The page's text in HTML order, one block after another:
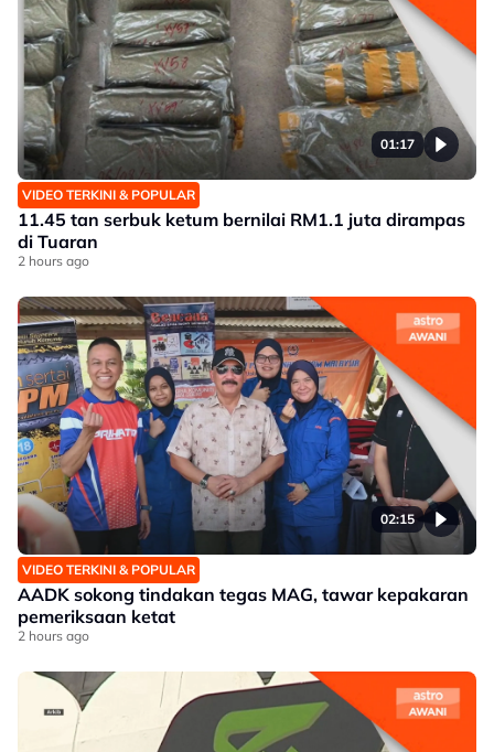
01:17
VIDEO TERKINI & POPULAR
11.45 tan serbuk ketum bernilai RM1.1 juta dirampas
di Tuaran
2 hours ago
02:15
VIDEO TERKINI & POPULAR
AADK sokong tindakan tegas MAG, tawar kepakaran
pemeriksaan ketat
2 hours ago